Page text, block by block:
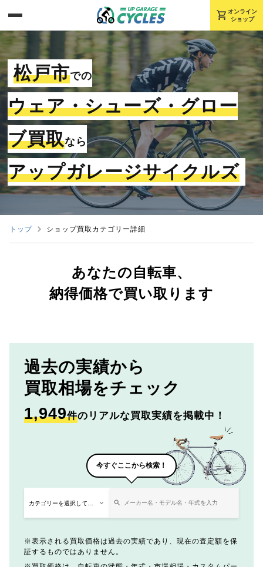
shopping_cart オンライン
ショップ
松戸市での
ウェア・シューズ・グロー
ブ買取なら
アップガレージサイクルズ
トップ ショップ買取カテゴリー詳細
あなたの自転車、
納得価格で買い取ります
過去の実績から
買取相場をチェック
1,949件のリアルな買取実績を掲載中！
今すぐここから検索！
表示される買取価格は過去の実績であり、現在の査定額を保
証するものではありません。